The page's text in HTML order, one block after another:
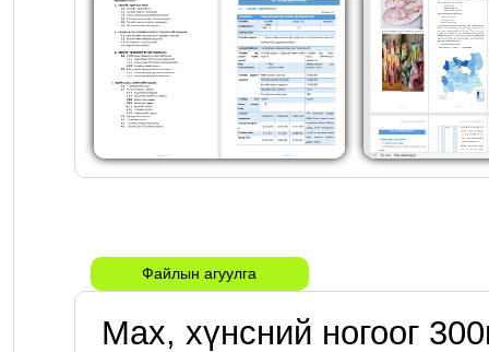
Файлын агуулга